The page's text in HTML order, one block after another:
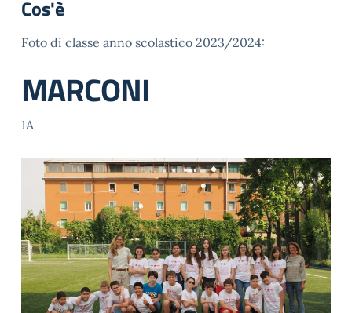
Cos'è
Foto di classe anno scolastico 2023/2024:
MARCONI
1A